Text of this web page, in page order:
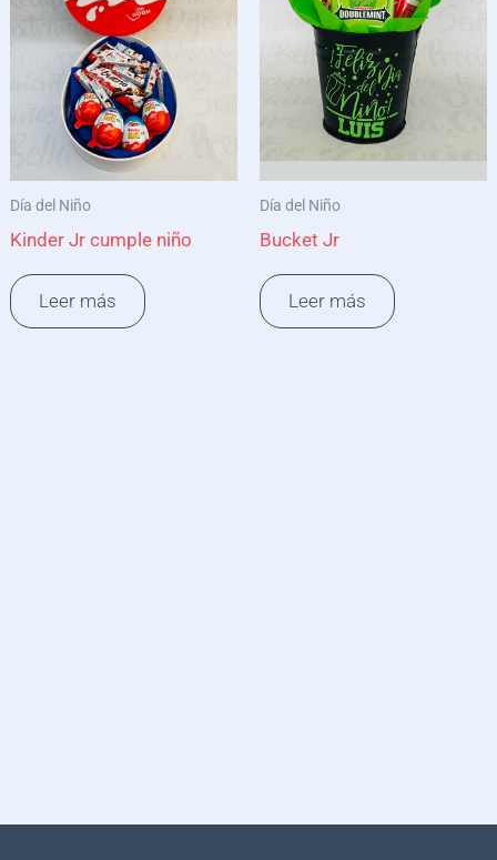
Día del Niño
Kinder Jr cumple niño
Leer más
Día del Niño
Bucket Jr
Leer más